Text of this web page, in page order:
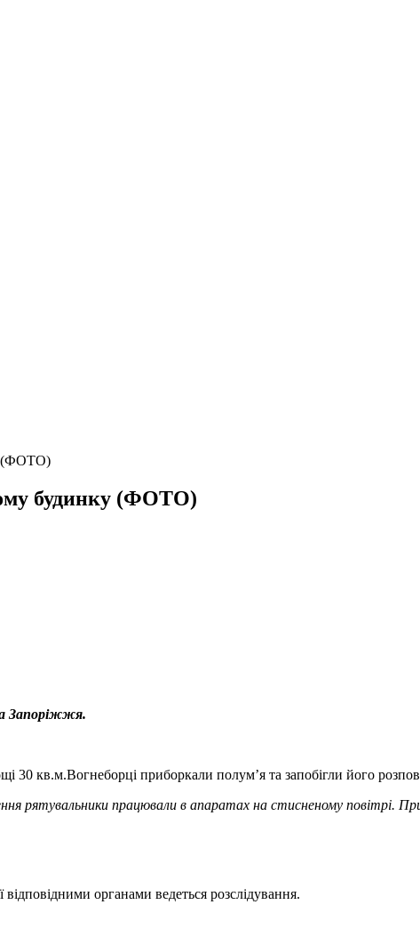
(ФОТО)
будинку (ФОТО)
Запоріжжя.
30 кв.м.Вогнеборці приборкали полум’я та запобігли його
рятувальники працювали в апаратах на стисненому повітрі.
органами ведеться розслідування.